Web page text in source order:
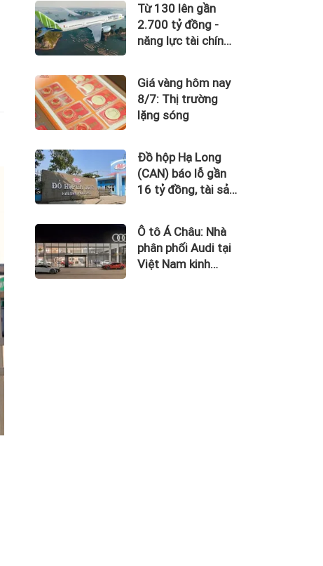
Từ 130 lên gần
2.700 tỷ đồng -
năng lực tài chính
công nợ với ACV
Giá vàng hôm nay
8/7: Thị trường
lặng sóng
Đồ hộp Hạ Long
(CAN) báo lỗ gần
16 tỷ đồng, tài sản
sau nửa năm
Ô tô Á Châu: Nhà
phân phối Audi tại
Việt Nam kinh